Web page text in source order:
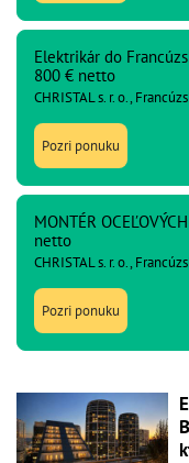
Elektrikár do
800 € netto
CHRISTAL s. r. o.,
Pozri ponuku
MONTÉR
netto
CHRISTAL s. r. o.,
Pozri ponuku